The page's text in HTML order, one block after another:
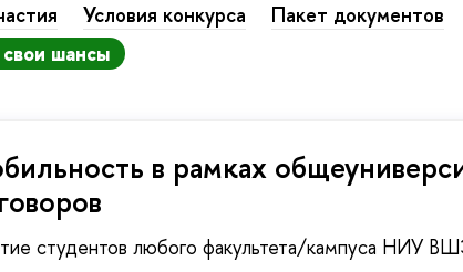
Условия конкурса Пакет документов
шансы
в рамках
студентов любого факультета/кампуса НИУ